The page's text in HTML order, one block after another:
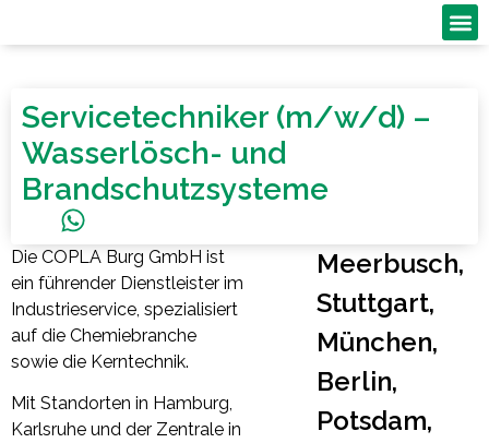
Servicetechniker (m/w/d) –
Wasserlösch- und
Brandschutzsysteme
Die COPLA Burg GmbH ist
ein führender Dienstleister im
Industrieservice, spezialisiert
auf die Chemiebranche
sowie die Kerntechnik.
Mit Standorten in Hamburg,
Karlsruhe und der Zentrale in
Meerbusch,
Stuttgart,
München,
Berlin,
Potsdam,